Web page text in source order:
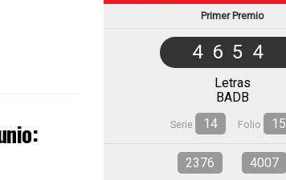
Primer Premio
4654
Letras
BADB
Serie 14 Folio 15
2376
4007